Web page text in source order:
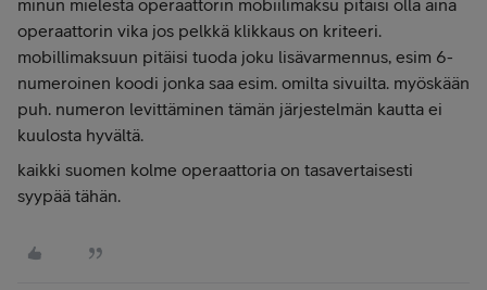
minun mielestä operaattorin mobiilimaksu pitäisi olla aina
operaattorin vika jos pelkkä klikkaus on kriteeri.
mobillimaksuun pitäisi tuoda joku lisävarmennus, esim 6-
numeroinen koodi jonka saa esim. omilta sivuilta. myöskään
puh. numeron levittäminen tämän järjestelmän kautta ei
kuulosta hyvältä.
kaikki suomen kolme operaattoria on tasavertaisesti
syypää tähän.